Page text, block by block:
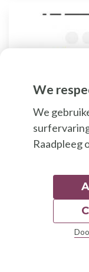
We
We
Raadpleeg
Gids
Good Food